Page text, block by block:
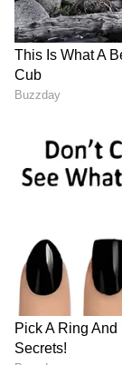
Image Credit :
ತುಲಾ ರಾಶಿ
ಇಂದು ಈ